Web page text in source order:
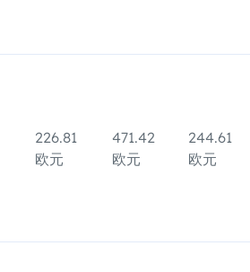
226.81
欧元
471.42
欧元
244.61
欧元